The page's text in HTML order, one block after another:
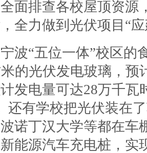
面排查各校屋顶资源
全力做到光伏项目“
“五位一体”校区的
的光伏发电玻璃，预
发电量可达28万千瓦
还有学校把光伏装在
诺丁汉大学等都在车
能源汽车充电桩，实